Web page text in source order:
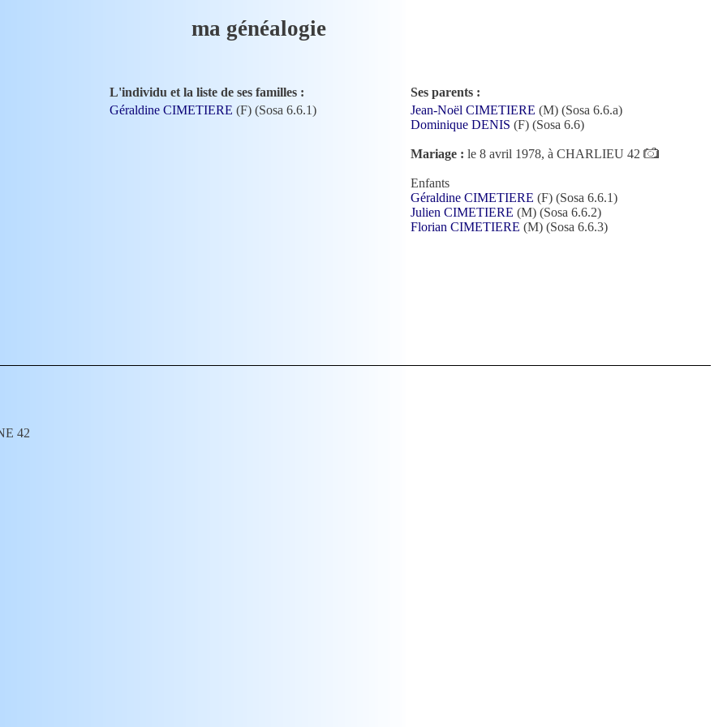
ma généalogie
L'individu et la liste de ses familles :
Ses parents :
Géraldine CIMETIERE (F) (Sosa 6.6.1) Jean-Noël CIMETIERE (M) (Sosa 6.6.a)
Dominique DENIS (F) (Sosa 6.6)
Mariage : le 8 avril 1978, à CHARLIEU 42
Enfants
Géraldine CIMETIERE (F) (Sosa 6.6.1)
Julien CIMETIERE (M) (Sosa 6.6.2)
Florian CIMETIERE (M) (Sosa 6.6.3)
42